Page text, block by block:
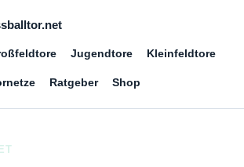
Jugendtore Kleinfeldtore
Ratgeber Shop